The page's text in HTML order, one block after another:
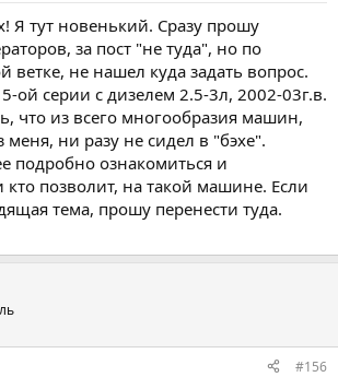
Я тут новенький. Сразу прошу
за пост "не туда", но по
ветке, не нашел куда задать вопрос.
ой серии с дизелем 2.5-3л, 2002-03г.в.
что из всего многообразия машин,
ни разу не сидел в "бэхе".
подробно ознакомиться и
кто позволит, на такой машине. Если
тема, прошу перенести туда.
#156